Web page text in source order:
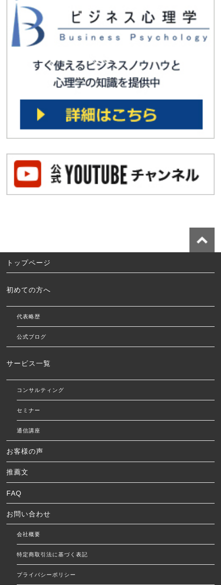
トップページ
初めての方へ
代表略歴
公式ブログ
サービス一覧
コンサルティング
セミナー
通信講座
お客様の声
推薦文
FAQ
お問い合わせ
会社概要
特定商取引法に基づく表記
プライバシーポリシー